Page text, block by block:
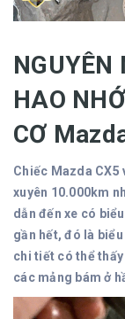
NGUYÊN
HAO
CƠ
Chiếc Mazda
xuyên 10.000km
dẫn đến xe có
gần hết, đó là
chi tiết có thể
các mảng bám ở